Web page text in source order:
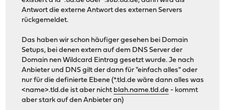
Antwort die externe Antwort des externen Servers
rückgemeldet.
Das haben wir schon häufiger gesehen bei Domain
Setups, bei denen extern auf dem DNS Server der
Domain nen Wildcard Eintrag gesetzt wurde. Je nach
Anbieter und DNS gilt der dann für "einfach alles" oder
nur für die definierte Ebene (*.tld.de wäre dann alles was
<name>.tld.de ist aber nicht blah.name.tld.de - kommt
aber stark auf den Anbieter an)